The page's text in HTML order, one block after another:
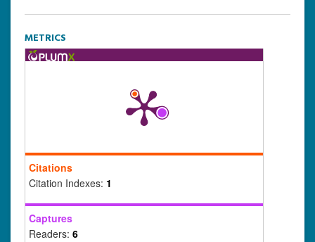
METRICS
Citations
Citation Indexes: 1
Captures
Readers: 6